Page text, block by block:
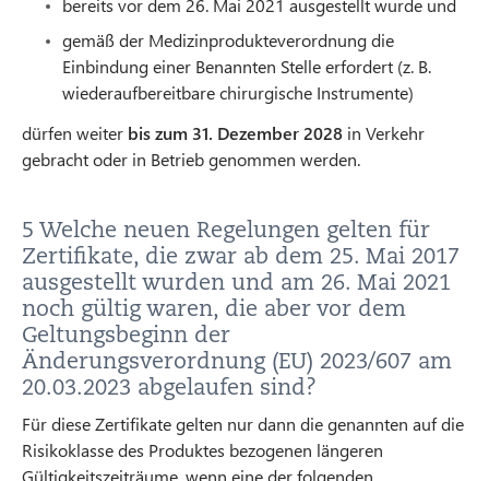
bereits vor dem 26. Mai 2021 ausgestellt wurde und
gemäß der Medizinprodukteverordnung die
Einbindung einer Benannten Stelle erfordert (z. B.
wiederaufbereitbare chirurgische Instrumente)
dürfen weiter bis zum 31. Dezember 2028 in Verkehr
gebracht oder in Betrieb genommen werden.
5 Welche neuen Regelungen gelten für
Zertifikate, die zwar ab dem 25. Mai 2017
ausgestellt wurden und am 26. Mai 2021
noch gültig waren, die aber vor dem
Geltungsbeginn der
Änderungsverordnung (EU) 2023/607 am
20.03.2023 abgelaufen sind?
Für diese Zertifikate gelten nur dann die genannten auf die
Risikoklasse des Produktes bezogenen längeren
Gültigkeitszeiträume, wenn eine der folgenden